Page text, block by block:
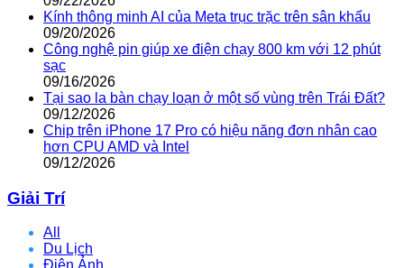
Kính thông minh AI của Meta trục trặc trên sân khấu
09/20/2026
Công nghệ pin giúp xe điện chạy 800 km với 12 phút
sạc
09/16/2026
Tại sao la bàn chạy loạn ở một số vùng trên Trái Đất?
09/12/2026
Chip trên iPhone 17 Pro có hiệu năng đơn nhân cao
hơn CPU AMD và Intel
09/12/2026
Giải Trí
All
Du Lịch